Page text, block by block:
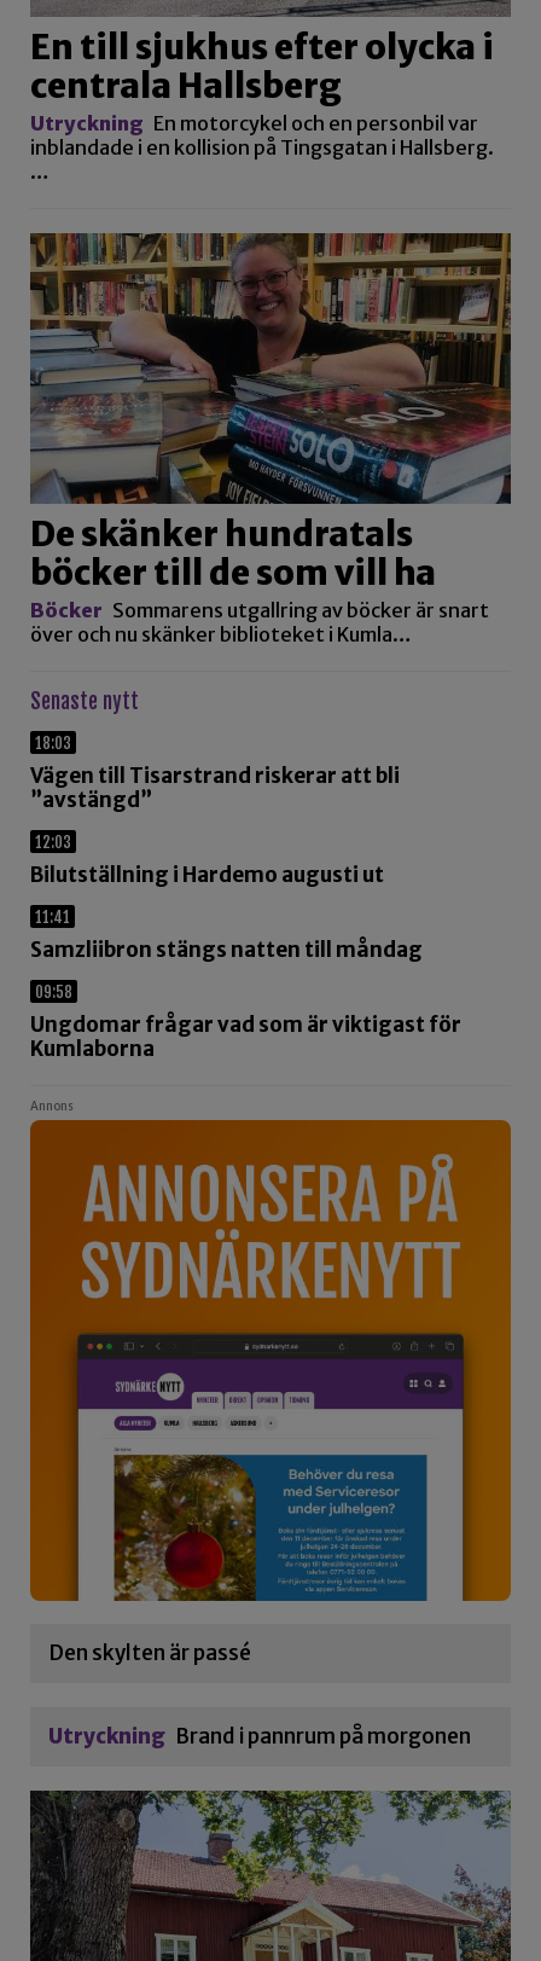
En till sjukhus efter olycka i
centrala Hallsberg
Utryckning En motorcykel och en personbil var
inblandade i en kollision på Tingsgatan i Hallsberg.
…
De skänker hundratals
böcker till de som vill ha
Böcker Sommarens utgallring av böcker är snart
över och nu skänker biblioteket i Kumla…
Senaste nytt
18:03
Vägen till Tisarstrand riskerar att bli
”avstängd”
12:03
Bilutställning i Hardemo augusti ut
11:41
Samzliibron stängs natten till måndag
09:58
Ungdomar frågar vad som är viktigast för
Kumlaborna
Annons
Den skylten är passé
Utryckning Brand i pannrum på morgonen